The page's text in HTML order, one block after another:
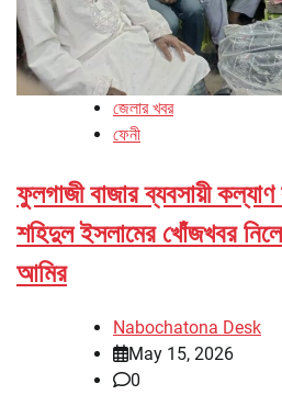
জেলার খবর
ফেনী
ফুলগাজী বাজার ব্যবসায়ী
শহিদুল ইসলামের খোঁজখবর
আমির
Nabochatona Desk
May 15, 2026
0